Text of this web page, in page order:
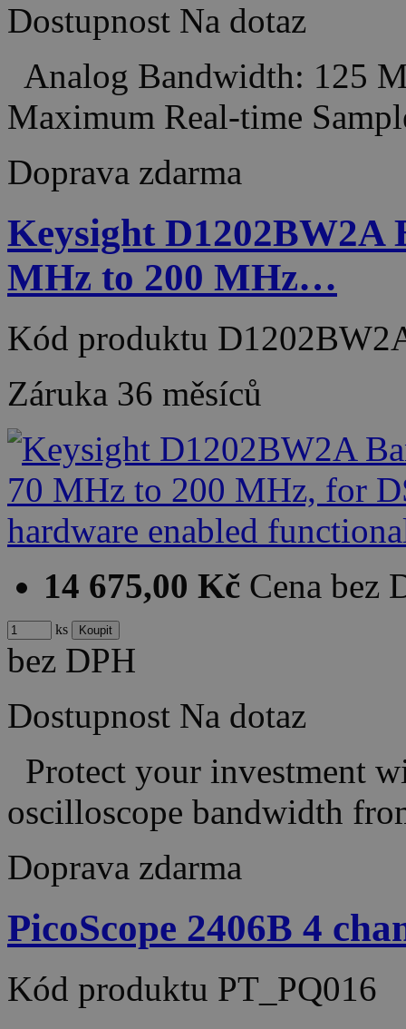
Dostupnost Na dotaz
Analog Bandwidth: 125
Maximum Real-time
Doprava zdarma
Keysight D1202BW2A
MHz to 200 MHz…
Kód produktu
Záruka 36 měsíců
14 675,00 Kč Cena bez
ks
bez DPH
Dostupnost Na dotaz
Protect your investment
oscilloscope bandwidth
Doprava zdarma
PicoScope 2406B 4
Kód produktu PT_PQ016